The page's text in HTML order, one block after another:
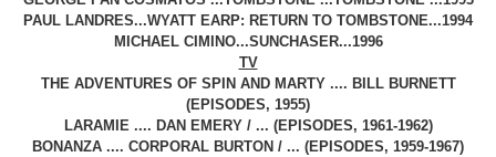
PAUL LANDRES...WYATT EARP: RETURN TO TOMBSTONE...1994
MICHAEL CIMINO...SUNCHASER...1996
TV
THE ADVENTURES OF SPIN AND MARTY .... BILL BURNETT
(EPISODES, 1955)
LARAMIE .... DAN EMERY / ... (EPISODES, 1961-1962)
BONANZA .... CORPORAL BURTON / ... (EPISODES, 1959-1967)